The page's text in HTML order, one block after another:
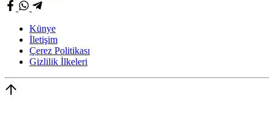
Künye
İletişim
Çerez Politikası
Gizlilik İlkeleri